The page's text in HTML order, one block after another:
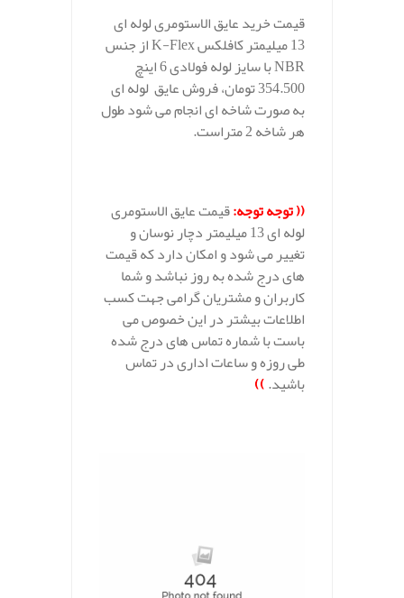
قیمت خرید عایق الاستومری لوله ای
13 میلیمتر کافلکس K-Flex از جنس
NBR با سایز لوله فولادی 6 اینچ
354.500 تومان، فروش عایق لوله ای
به صورت شاخه ای انجام می شود طول
هر شاخه 2 متراست.
(( توجه توجه:قیمت عایق الاستومری
لوله ای 13 میلیمتر دچار نوسان و
تغییر می شود و امکان دارد که قیمت
های درج شده به روز نباشد و شما
کاربران و مشتریان گرامی جهت کسب
اطلاعات بیشتر در این خصوص می
باست با شماره تماس های درج شده
طی روزه و ساعات اداری در تماس
باشید.))